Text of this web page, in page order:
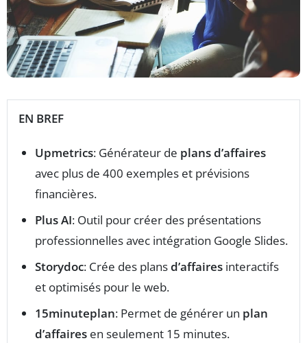
EN BREF
Upmetrics: Générateur de plans d’affaires
avec plus de 400 exemples et prévisions
financières.
Plus AI: Outil pour créer des présentations
professionnelles avec intégration Google Slides.
Storydoc: Crée des plansd’affaires interactifs
et optimisés pour le web.
15minuteplan: Permet de générer un plan
d’affaires en seulement 15 minutes.